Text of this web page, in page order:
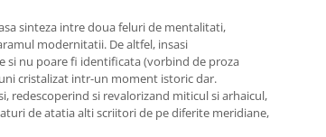
sinteza intre doua feluri de mentalitati,
modernitatii. De altfel, insasi
si nu poare fi identificata (vorbind de proza
cristalizat intr-un moment istoric dar.
redescoperind si revalorizand miticul si arhaicul,
de atatia alti scriitori de pe diferite meridiane,